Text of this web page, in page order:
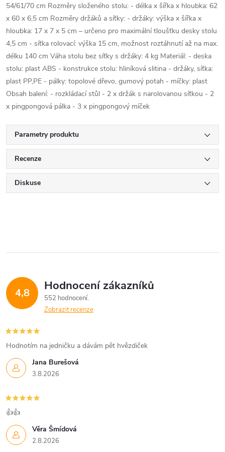
54/61/70 cm Rozměry složeného stolu: - délka x šířka x hloubka: 62
x 60 x 6,5 cm Rozměry držáků a síťky: - držáky: výška x šířka x
hloubka: 17 x 7 x 5 cm – určeno pro maximální tloušťku desky stolu
4,5 cm - síťka rolovací: výška 15 cm, možnost roztáhnutí až na max.
délku 140 cm Váha stolu bez síťky s držáky: 4 kg Materiál: - deska
stolu: plast ABS - konstrukce stolu: hliníková slitina - držáky, síťka:
plast PP,PE - pálky: topolové dřevo, gumový potah - míčky: plast
Obsah balení: - rozkládací stůl - 2 x držák s narolovanou síťkou - 2
x pingpongová pálka - 3 x pingpongový míček
Parametry produktu
Recenze
Diskuse
4,8 Hodnocení zákazníků
552 hodnocení
Zobrazit recenze
Jana Burešová
3.8.2026
Hodnotím na jedničku a dávám pět hvězdiček
Věra Šmídová
2.8.2026
👍👍